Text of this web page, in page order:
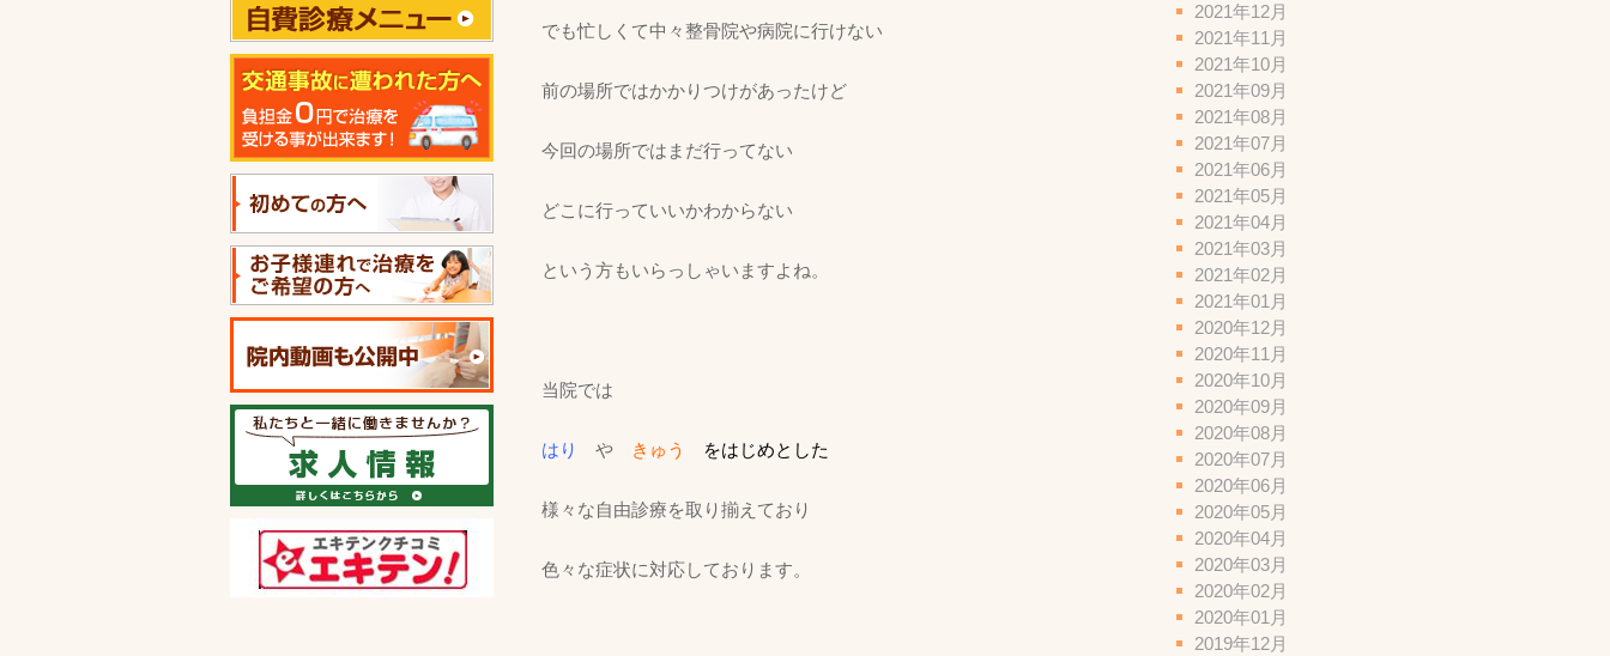
でも忙しくて中々整骨院や病院に行けない
前の場所ではかかりつけがあったけど
今回の場所ではまだ行ってない
どこに行っていいかわからない
という方もいらっしゃいますよね。
当院では
はり や きゅう をはじめとした
様々な自由診療を取り揃えており
色々な症状に対応しております。
2021年12月
2021年11月
2021年10月
2021年09月
2021年08月
2021年07月
2021年06月
2021年05月
2021年04月
2021年03月
2021年02月
2021年01月
2020年12月
2020年11月
2020年10月
2020年09月
2020年08月
2020年07月
2020年06月
2020年05月
2020年04月
2020年03月
2020年02月
2020年01月
2019年12月